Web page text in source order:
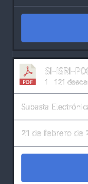
SI-ISRI-
1 121
Subasta
21 de febrero de